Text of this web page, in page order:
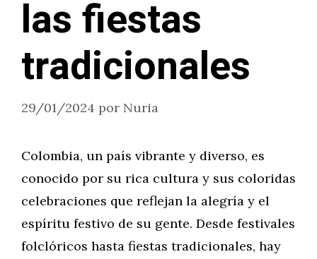
las fiestas
tradicionales
29/01/2024 por Nuria
Colombia, un país vibrante y diverso, es
conocido por su rica cultura y sus coloridas
celebraciones que reflejan la alegría y el
espíritu festivo de su gente. Desde festivales
folclóricos hasta fiestas tradicionales, hay